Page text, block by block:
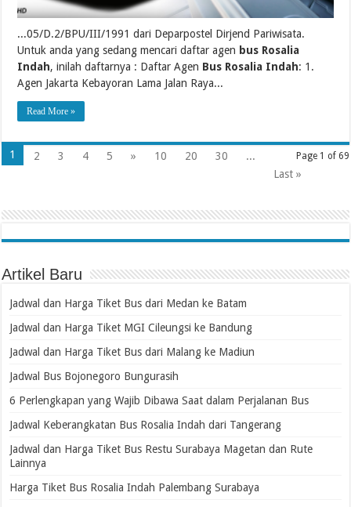
...05/D.2/BPU/III/1991 dari Deparpostel Dirjend Pariwisata.
Untuk anda yang sedang mencari daftar agen bus Rosalia
Indah, inilah daftarnya : Daftar Agen Bus Rosalia Indah: 1.
Agen Jakarta Kebayoran Lama Jalan Raya...
Read More »
Page 1 of 69
1 2 3 4 5 » 10 20 30
...
Last »
Artikel Baru
Jadwal dan Harga Tiket Bus dari Medan ke Batam
Jadwal dan Harga Tiket MGI Cileungsi ke Bandung
Jadwal dan Harga Tiket Bus dari Malang ke Madiun
Jadwal Bus Bojonegoro Bungurasih
6 Perlengkapan yang Wajib Dibawa Saat dalam Perjalanan Bus
Jadwal Keberangkatan Bus Rosalia Indah dari Tangerang
Jadwal dan Harga Tiket Bus Restu Surabaya Magetan dan Rute
Lainnya
Harga Tiket Bus Rosalia Indah Palembang Surabaya